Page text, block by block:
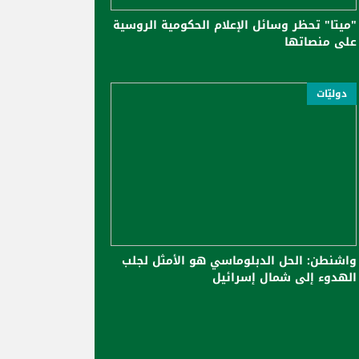
"ميتا" تحظر وسائل الإعلام الحكومية الروسية
على منصاتها
دوليّات
واشنطن: الحل الدبلوماسي هو الأمثل لجلب
الهدوء إلى شمال إسرائيل